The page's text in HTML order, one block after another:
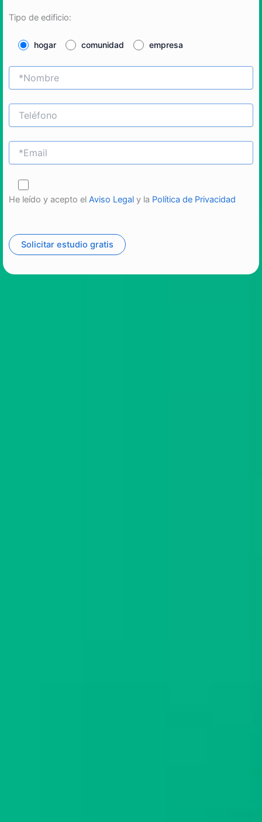
Tipo de edificio:
hogar comunidad empresa
He leído y acepto el Aviso Legal y la Política de Privacidad